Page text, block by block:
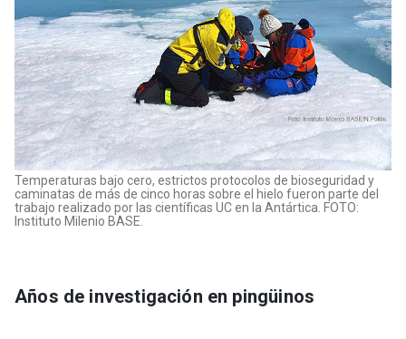
Temperaturas bajo cero, estrictos protocolos de bioseguridad y
caminatas de más de cinco horas sobre el hielo fueron parte del
trabajo realizado por las científicas UC en la Antártica. FOTO:
Instituto Milenio BASE.
Años de investigación en pingüinos